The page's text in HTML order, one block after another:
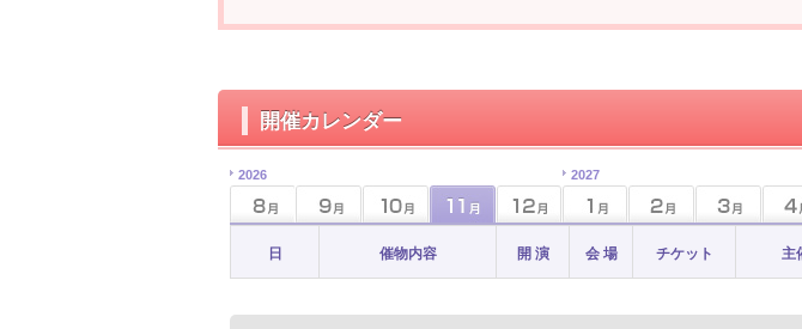
開催カレンダー
2026 2027
日 催物内容 開 演 会 場 チケット 主